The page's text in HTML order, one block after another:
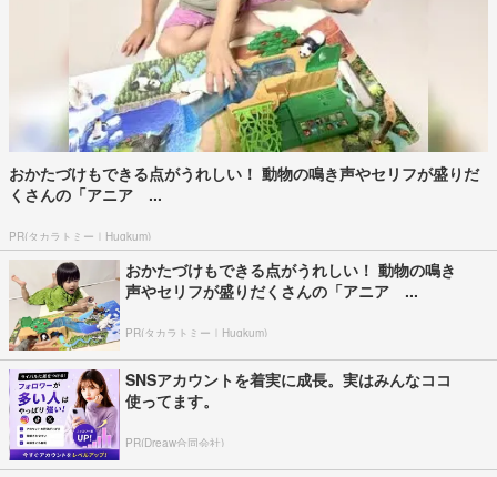
おかたづけもできる点がうれしい！ 動物の鳴き声やセリフが盛りだ
くさんの「アニア ...
PR(タカラトミー｜Hugkum)
おかたづけもできる点がうれしい！ 動物の鳴き
声やセリフが盛りだくさんの「アニア ...
PR(タカラトミー｜Hugkum)
SNSアカウントを着実に成長。実はみんなココ
使ってます。
PR(Dreaw合同会社)